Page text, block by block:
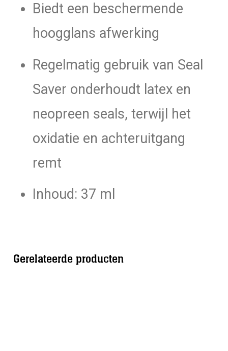
Biedt een beschermende
hoogglans afwerking
Regelmatig gebruik van Seal
Saver onderhoudt latex en
neopreen seals, terwijl het
oxidatie en achteruitgang
remt
Inhoud: 37 ml
Gerelateerde producten